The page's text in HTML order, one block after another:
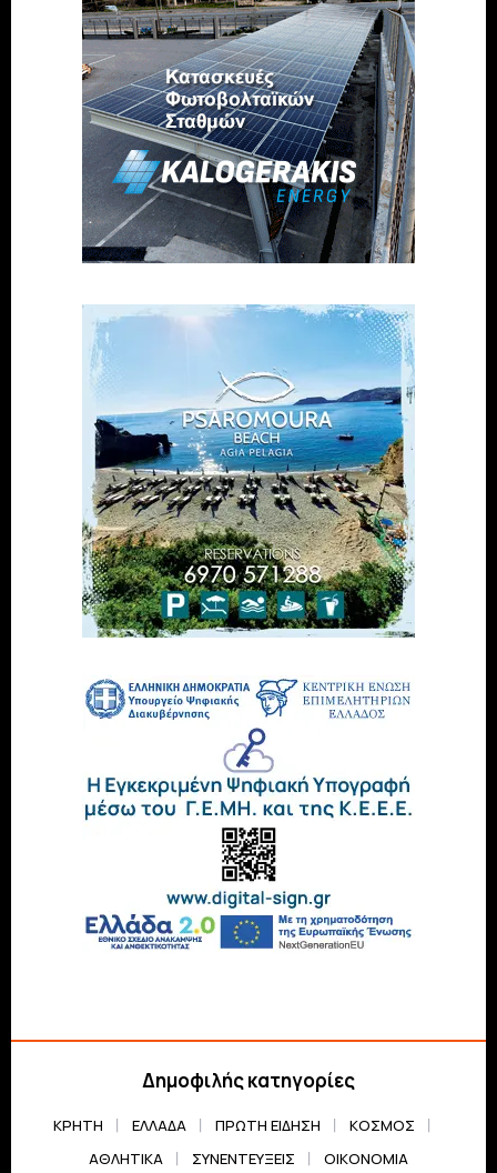
Δημοφιλής κατηγορίες
ΚΡΗΤΗ ΕΛΛΆΔΑ ΠΡΏΤΗ ΕΊΔΗΣΗ
ΚΌΣΜΟΣ
ΑΘΛΗΤΙΚΆ
ΣΥΝΕΝΤΕΎΞΕΙΣ ΟΙΚΟΝΟΜΊΑ